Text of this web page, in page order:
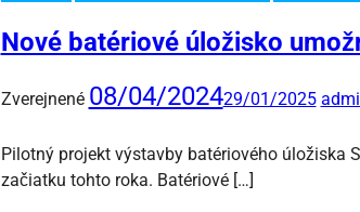
Nové batériové úložisko
Zverejnené 08/04/202429/01/2025
Pilotný projekt výstavby batériového úložiska
začiatku tohto roka. Batériové […]